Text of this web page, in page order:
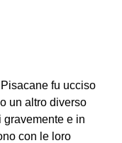
fu ucciso
un altro diverso
gravemente e in
con le loro